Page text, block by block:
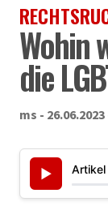
Wohin
die
ms -
▶ Artikel